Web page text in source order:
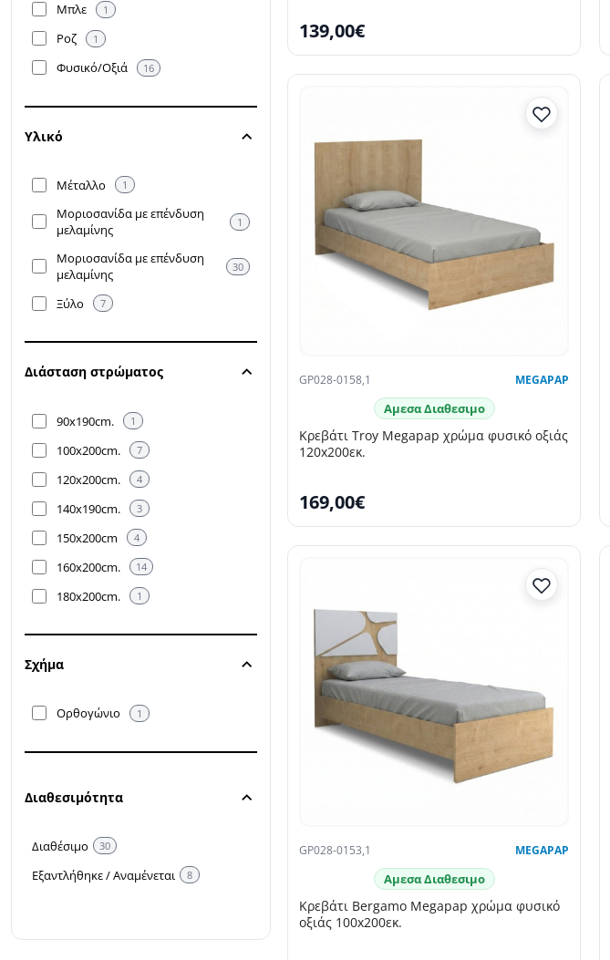
Μπλε 1
Ροζ 1
Φυσικό/Oξιά 16
Υλικό
Μέταλλο 1
Μοριοσανίδα με επένδυση
μελαμίνης
1
Μοριοσανίδα με επένδυση
μελαμίνης
30
Ξύλο 7
Διάσταση στρώματος
90x190cm. 1
100x200cm. 7
120x200cm. 4
140x190cm. 3
150x200cm 4
160x200cm. 14
180x200cm. 1
Σχήμα
Ορθογώνιο 1
Διαθεσιμότητα
Διαθέσιμο 30
Εξαντλήθηκε / Αναμένεται 8
139,00€
GP028-0158,1 MEGAPAP
Αμεσα Διαθεσιμο
Κρεβάτι Troy Megapap χρώμα φυσικό οξιάς
120x200εκ.
169,00€
GP028-0153,1 MEGAPAP
Αμεσα Διαθεσιμο
Κρεβάτι Bergamo Megapap χρώμα φυσικό
οξιάς 100x200εκ.